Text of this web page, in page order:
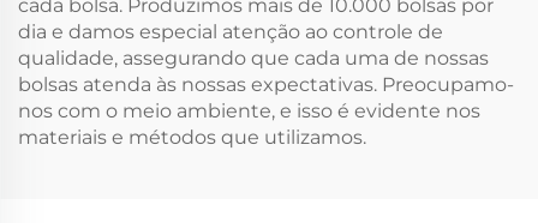
cada bolsa. Produzimos mais de 10.000 bolsas por
dia e damos especial atenção ao controle de
qualidade, assegurando que cada uma de nossas
bolsas atenda às nossas expectativas. Preocupamo-
nos com o meio ambiente, e isso é evidente nos
materiais e métodos que utilizamos.